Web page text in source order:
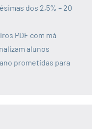
dos 2,5% – 20
PDF com má
alunos
prometidas para